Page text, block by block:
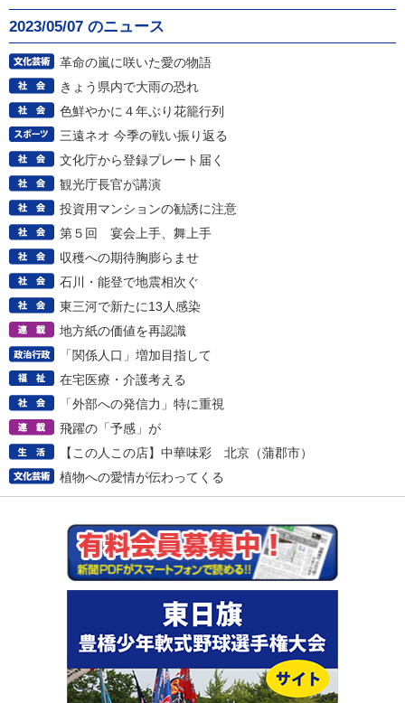
2023/05/07 のニュース
革命の嵐に咲いた愛の物語
きょう県内で大雨の恐れ
色鮮やかに４年ぶり花籠行列
三遠ネオ 今季の戦い振り返る
文化庁から登録プレート届く
観光庁長官が講演
投資用マンションの勧誘に注意
第５回 宴会上手、舞上手
収穫への期待胸膨らませ
石川・能登で地震相次ぐ
東三河で新たに13人感染
地方紙の価値を再認識
「関係人口」増加目指して
在宅医療・介護考える
「外部への発信力」特に重視
飛躍の「予感」が
【この人この店】中華味彩 北京（蒲郡市）
植物への愛情が伝わってくる